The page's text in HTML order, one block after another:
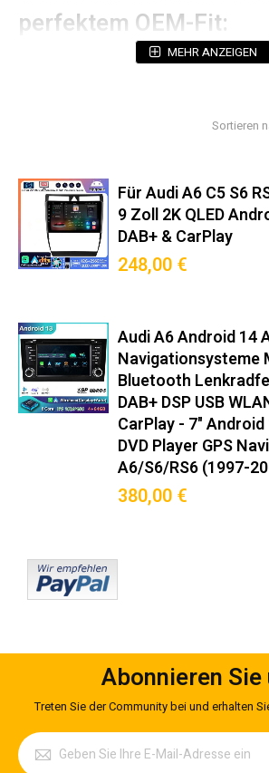
perfektem OEM-Fit:
Technische
Octa-Core
Display:2K QLED-Touchscreen mit
Blickwinkelstabilität (Hervorragende
Augenschonend)
Navigation:Dual-GPS (GPS + Galileo
Audioausgang:4x50W RMS (THD
passgenau für Audi
(2002–2004):
Integration für Ihr
volle
Original-Steckverbinder nach ISO
Integrierter CANBUS-Decoder für
Premium-Funktionen
DAB+ Radio mit RDS-TMC
360° Kamera-Support (Max. 4
OBD2-Diagnose mit Echtzeit-
Sprachsteuerung via Google
Hintergrundprozess-Management
MEHR ANZEIGEN
Sortieren
Für Audi A6 C5 S6
9 Zoll 2K QLED
DAB+ & CarPlay
248,00 €
Audi A6 Android 14
Navigationsysteme
Bluetooth
DAB+ DSP USB
CarPlay - 7"
DVD Player GPS
A6/S6/RS6 (1997-
380,00 €
Abonnieren Sie
Treten Sie der Community bei und erhalten
Melden
Sie